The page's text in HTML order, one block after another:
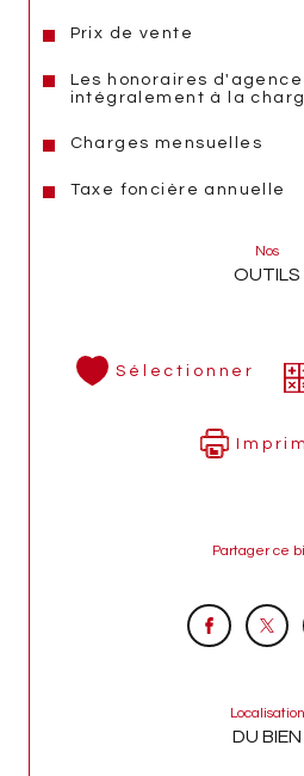
A visiter en exclusivité avec
Immobilier.
dans l'immobilier, depuis
exposé sont disponibles sur le site
Prix de vente
Les honoraires
intégralement à la
Charges mensuelles
Taxe foncière annuelle
Nos
OUTILS
Sélectionner
Partager ce
Localisation
DU BIEN